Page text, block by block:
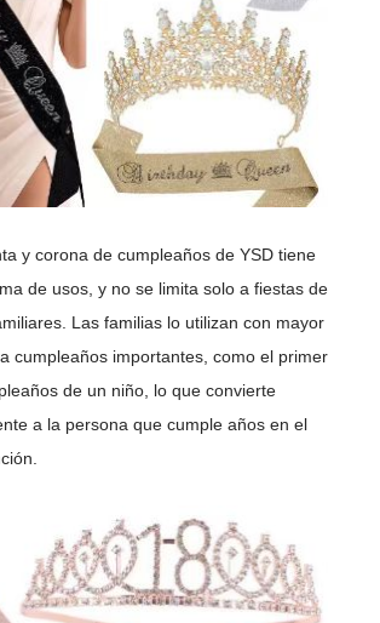
y corona de cumpleaños de YSD tiene
de usos, y no se limita solo a fiestas de
Las familias lo utilizan con mayor
cumpleaños importantes, como el primer
de un niño, lo que convierte
a la persona que cumple años en el